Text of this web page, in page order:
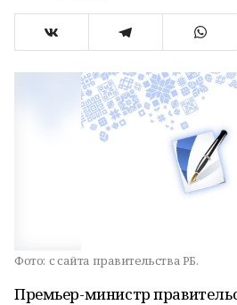
Фото: с сайта правительства РБ.
Премьер-министр